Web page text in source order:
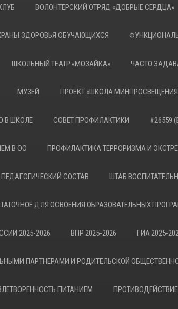
ВОЛОНТЕРСКИЙ ОТРЯД «ДОБРЫЕ СЕРДЦА»
ЗДОРОВЬЯ ОБУЧАЮЩИХСЯ
ШКОЛЬНЫЙ ТЕАТР «МОЗАЙКА» ЧАСТО
МУЗЕЙ ПРОЕКТ «ШКОЛА
В ШКОЛЕ СОВЕТ ПРОФИЛАКТИКИ #26559
В ОО ПРОФИЛАКТИКА ТЕРРОРИЗМА И
ПЕДАГОГИЧЕСКИЙ СОСТАВ ШТАБ
ДЛЯ ОСВОЕНИЯ ОБРАЗОВАТЕЛЬНЫХ
2025-2026 ВПР 2025-2026 ГИА 2025-
ПАРТНЕРАМИ И РОДИТЕЛЬСКОЙ
ПИТАНИЕМ